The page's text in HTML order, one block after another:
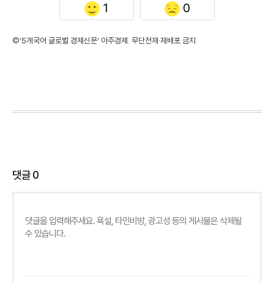
1 0
©'5개국어 글로벌 경제신문' 아주경제. 무단전재·재배포 금지
댓글0